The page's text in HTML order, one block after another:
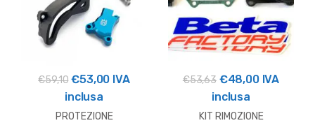
€59,10 Il
prezzo
originale
€53,00Il
attuale
IVA
inclusa
PROTEZIONE
€53,63 Il
prezzo
originale
€48,00Il
attuale
IVA
inclusa
KIT RIMOZIONE